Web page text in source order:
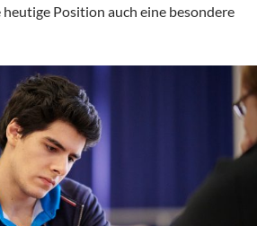
Position auch eine besondere